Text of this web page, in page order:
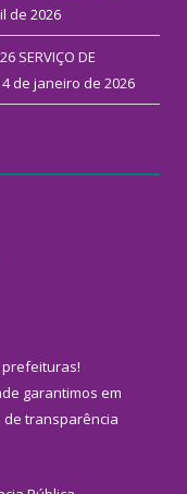
de 2026
SERVIÇO DE
de janeiro de 2026
!
garantimos em
de transparência